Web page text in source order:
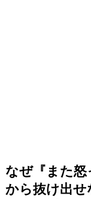
なぜ『また
から抜け出